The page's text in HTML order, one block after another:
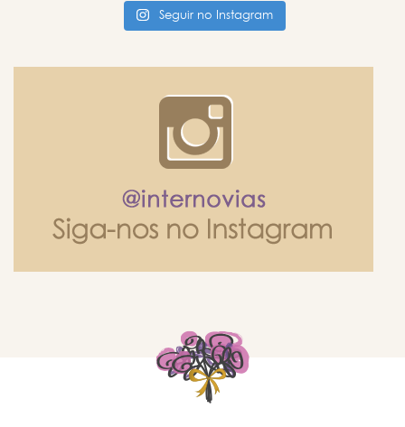
Seguir no Instagram